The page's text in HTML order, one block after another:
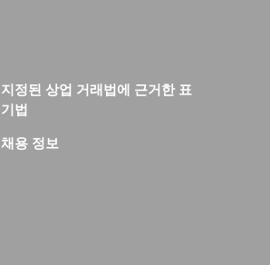
지정된 상업 거래법에 근거한 표
기법
채용 정보